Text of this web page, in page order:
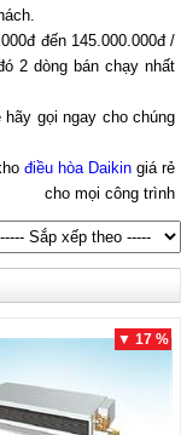
đến 145.000.000đ /
2 dòng bán chạy nhất
hãy gọi ngay cho chúng
điều hòa Daikin giá rẻ
cho mọi công trình
▼ 17 %